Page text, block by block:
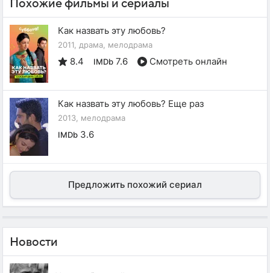
Похожие фильмы и сериалы
Как назвать эту любовь?
2011, драма, мелодрама
8.4 IMDb 7.6 Смотреть онлайн
Как назвать эту любовь? Еще раз
2013, мелодрама
IMDb 3.6
Предложить похожий сериал
Новости